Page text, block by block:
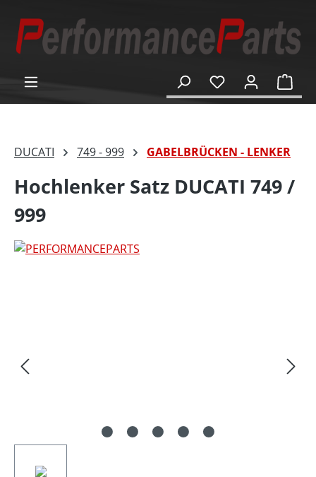
springen
DUCATI 749 - 999 GABELBRÜCKEN - LENKER
Hochlenker Satz DUCATI 749 /
999